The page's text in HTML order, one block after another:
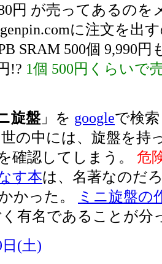
円 が売ってあるのを
に注文を出
SRAM 500個 9,990
!? 1個 500円くらいで
旋盤 」を googleで検
の中には、旋盤を持
確認してしまう。 危
す本は、名著なのだ
かった。
ミニ旋盤の
有名であることが分
日(土)